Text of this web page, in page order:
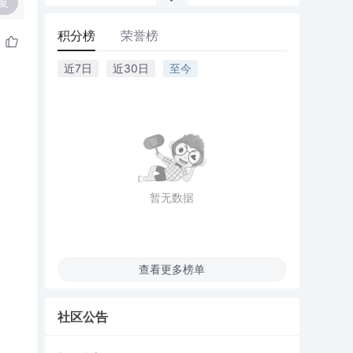
积分榜 荣誉榜
近7日 近30日 至今
暂无数据
查看更多榜单
社区公告